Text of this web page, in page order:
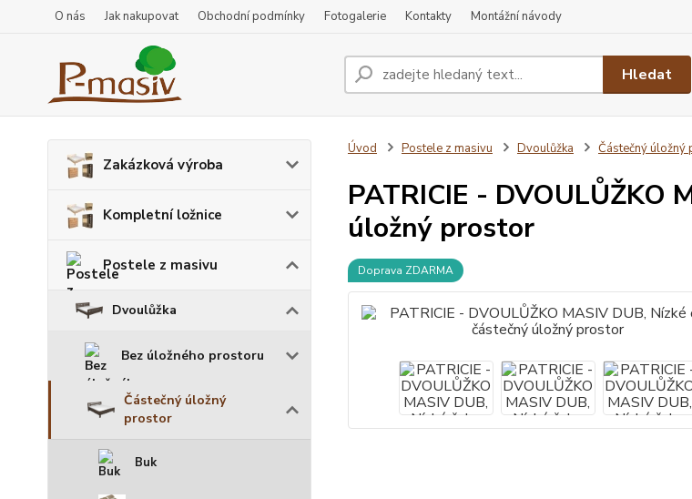
O nás Jak nakupovat Obchodní podmínky Fotogalerie Kontakty Montážní návody
Hledat
Zakázková výroba
Kompletní ložnice
Postele z masivu
Dvoulůžka
Bez úložného prostoru
Částečný úložný
prostor
Buk
Úvod Postele z masivu Dvoulůžka Částečný úložný
PATRICIE - DVOULŮŽKO
úložný prostor
Doprava ZDARMA